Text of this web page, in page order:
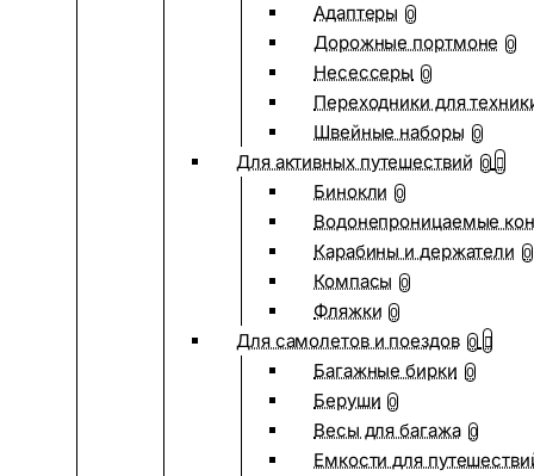
Адаптеры 0
Дорожные портмоне 0
Несессеры 0
Переходники для
Швейные наборы 0
Для активных путешествий 0
Бинокли 0
Водонепроницаемые
Карабины и держатели 0
Компасы 0
Фляжки 0
Для самолетов и поездов 0
Багажные бирки 0
Беруши 0
Весы для багажа 0
Емкости для